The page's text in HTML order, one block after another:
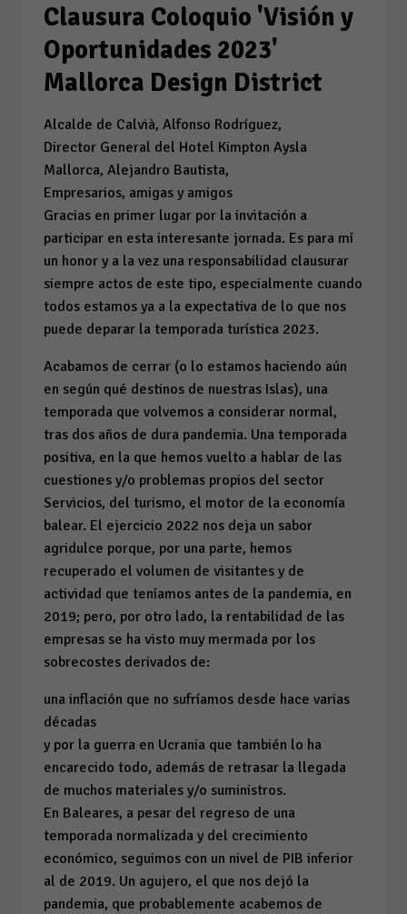
Clausura Coloquio 'Visión y
Oportunidades 2023'
Mallorca Design District
Alcalde de Calvià, Alfonso Rodríguez,
Director General del Hotel Kimpton Aysla
Mallorca, Alejandro Bautista,
Empresarios, amigas y amigos
Gracias en primer lugar por la invitación a
participar en esta interesante jornada. Es para mí
un honor y a la vez una responsabilidad clausurar
siempre actos de este tipo, especialmente cuando
todos estamos ya a la expectativa de lo que nos
puede deparar la temporada turística 2023.
Acabamos de cerrar (o lo estamos haciendo aún
en según qué destinos de nuestras Islas), una
temporada que volvemos a considerar normal,
tras dos años de dura pandemia. Una temporada
positiva, en la que hemos vuelto a hablar de las
cuestiones y/o problemas propios del sector
Servicios, del turismo, el motor de la economía
balear. El ejercicio 2022 nos deja un sabor
agridulce porque, por una parte, hemos
recuperado el volumen de visitantes y de
actividad que teníamos antes de la pandemia, en
2019; pero, por otro lado, la rentabilidad de las
empresas se ha visto muy mermada por los
sobrecostes derivados de:
una inflación que no sufríamos desde hace varias
décadas
y por la guerra en Ucrania que también lo ha
encarecido todo, además de retrasar la llegada
de muchos materiales y/o suministros.
En Baleares, a pesar del regreso de una
temporada normalizada y del crecimiento
económico, seguimos con un nivel de PIB inferior
al de 2019. Un agujero, el que nos dejó la
pandemia, que probablemente acabemos de